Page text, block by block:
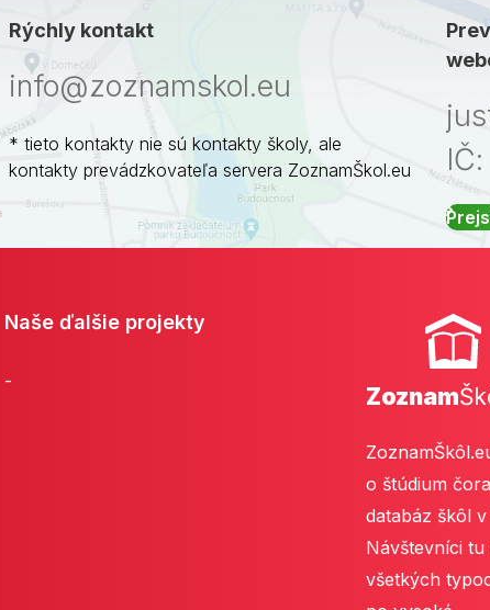
Rýchly kontakt
info@zoznamskol.eu
* tieto kontakty nie sú kontakty školy, ale
kontakty prevádzkovateľa servera ZoznamŠkol.eu
Naše ďalšie projekty
-
Zoznam
o štúdium
databáz škôl
Návštevníci
všetkých